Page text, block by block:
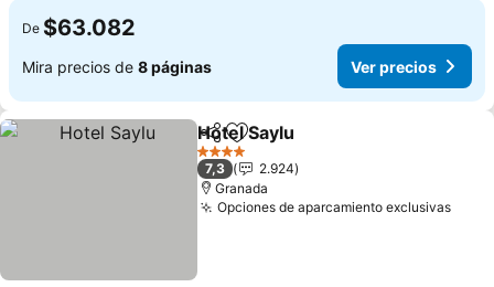
De $63.082
Mira precios de 8 páginas Ver precios
CompartirAgregar a favoritos
Hotel Saylu
4 Estrellas
7,3
2.924
Granada
Opciones de aparcamiento exclusivas